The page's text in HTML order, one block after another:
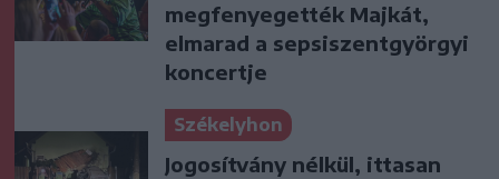
megfenyegették Majkát,
elmarad a sepsiszentgyörgyi
koncertje
Székelyhon
Jogosítvány nélkül, ittasan